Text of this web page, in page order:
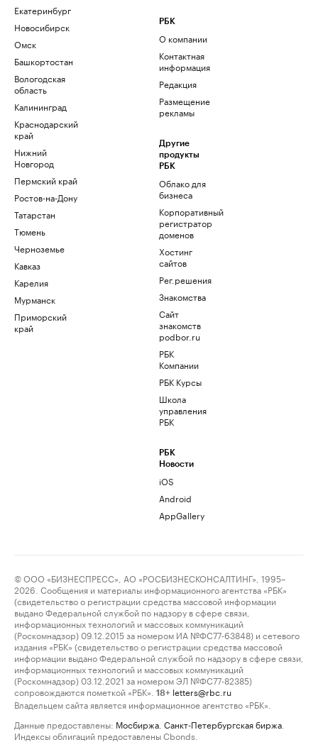
Екатеринбург
Новосибирск
Омск
Башкортостан
Вологодская
область
Калининград
Краснодарский
край
Нижний
Новгород
Пермский край
Ростов-на-Дону
Татарстан
Тюмень
Черноземье
Кавказ
Карелия
Мурманск
Приморский
край
РБК
О компании
Контактная
информация
Редакция
Размещение
рекламы
Другие
продукты
РБК
Облако для
бизнеса
Корпоративный
регистратор
доменов
Хостинг
сайтов
Рег.решения
Знакомства
Сайт
знакомств
podbor.ru
РБК
Компании
РБК Курсы
Школа
управления
РБК
РБК
Новости
iOS
Android
AppGallery
© ООО «БИЗНЕСПРЕСС», АО «РОСБИЗНЕСКОНСАЛТИНГ», 1995–
2026. Сообщения и материалы информационного агентства «РБК»
(свидетельство о регистрации средства массовой информации
выдано Федеральной службой по надзору в сфере связи,
информационных технологий и массовых коммуникаций
(Роскомнадзор) 09.12.2015 за номером ИА №ФС77-63848) и сетевого
издания «РБК» (свидетельство о регистрации средства массовой
информации выдано Федеральной службой по надзору в сфере связи,
информационных технологий и массовых коммуникаций
(Роскомнадзор) 03.12.2021 за номером ЭЛ №ФС77-82385)
сопровождаются пометкой «РБК».
18+ letters@rbc.ru
Владельцем сайта является информационное агентство «РБК».
Данные предоставлены: Мосбиржа Санкт-Петербургская биржа
Индексы облигаций предоставлены Cbonds.